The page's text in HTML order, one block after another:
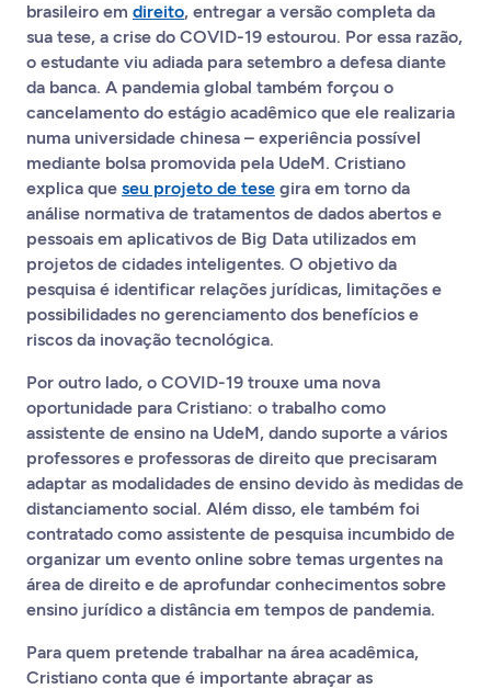
brasileiro em direito, entregar a versão completa da
sua tese, a crise do COVID-19 estourou. Por essa razão,
o estudante viu adiada para setembro a defesa diante
da banca. A pandemia global também forçou o
cancelamento do estágio acadêmico que ele realizaria
numa universidade chinesa – experiência possível
mediante bolsa promovida pela UdeM. Cristiano
explica que seu projeto de tese gira em torno da
análise normativa de tratamentos de dados abertos e
pessoais em aplicativos de Big Data utilizados em
projetos de cidades inteligentes. O objetivo da
pesquisa é identificar relações jurídicas, limitações e
possibilidades no gerenciamento dos benefícios e
riscos da inovação tecnológica.
Por outro lado, o COVID-19 trouxe uma nova
oportunidade para Cristiano: o trabalho como
assistente de ensino na UdeM, dando suporte a vários
professores e professoras de direito que precisaram
adaptar as modalidades de ensino devido às medidas de
distanciamento social. Além disso, ele também foi
contratado como assistente de pesquisa incumbido de
organizar um evento online sobre temas urgentes na
área de direito e de aprofundar conhecimentos sobre
ensino jurídico a distância em tempos de pandemia.
Para quem pretende trabalhar na área acadêmica,
Cristiano conta que é importante abraçar as